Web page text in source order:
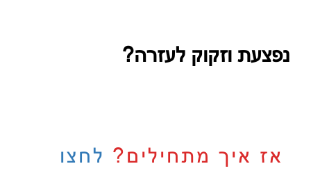
נפצעת וזקוק לעזרה?
אז איך מתחילים? לחצו